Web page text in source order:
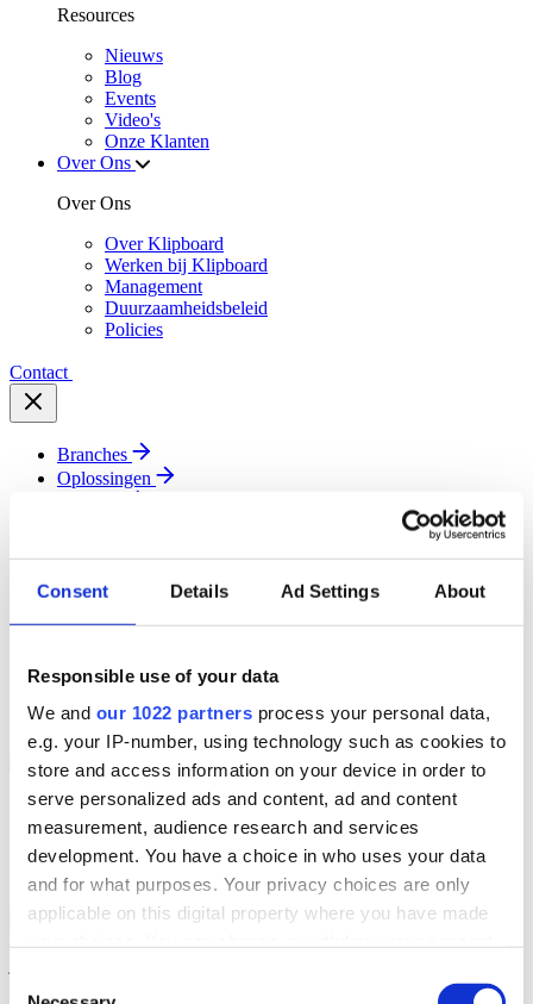
Consent Details Ad Settings About
Responsible use of your data
We and our 1022 partners process your personal data,
e.g. your IP-number, using technology such as cookies to
store and access information on your device in order to
serve personalized ads and content, ad and content
measurement, audience research and services
development. You have a choice in who uses your data
and for what purposes. Your privacy choices are only
applicable on this digital property where you have made
the Privacy trigger icon.
Consent
Resources
Nieuws
Blog
Events
Video's
Onze Klanten
Over Ons
Over Ons
Over Klipboard
Werken bij Klipboard
Management
Duurzaamheidsbeleid
Policies
Contact
Branches
Oplossingen
Region
Klantenportaal
Contact
Back to Menu Branches
Groothandel
Automotive
Verhuur
Field Service
Back to Branches
Groothandel Overzicht
Vergroot je ordercapaciteit en verhoog de klanttevredenheid terwijl